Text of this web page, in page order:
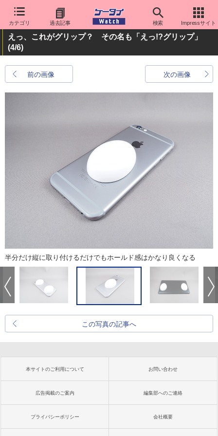
カテゴリ 過去記事 検索 Impressサイト
えっ、これがグリップ？ その名も「えっ!?グリップ」
(4/6)
前の画像 次の画像
半分だけ縦に取り付けるだけでもホールド感はかなり良くなる
この写真の記事へ
本サイトのご利用について お問い合わせ
広告掲載のご案内 編集部へのご連絡
プライバシーポリシー 会社概要